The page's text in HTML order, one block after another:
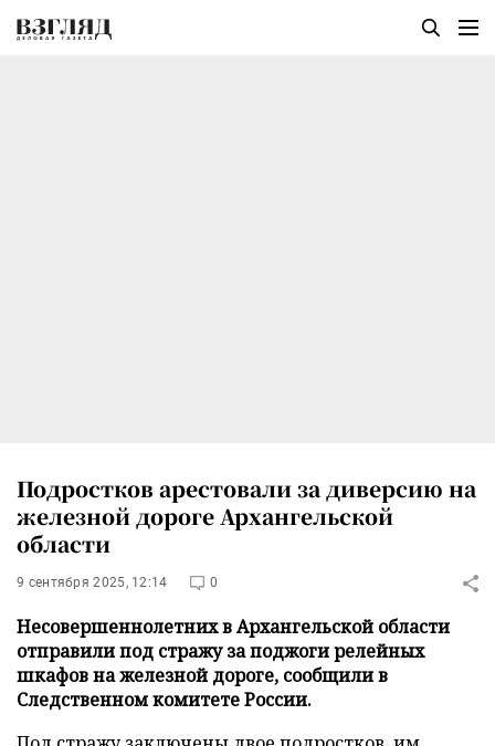
Подростков арестовали за диверсию на
железной дороге Архангельской
области
9 сентября 2025, 12:14 0
Несовершеннолетних в Архангельской области
отправили под стражу за поджоги релейных
шкафов на железной дороге, сообщили в
Следственном комитете России.